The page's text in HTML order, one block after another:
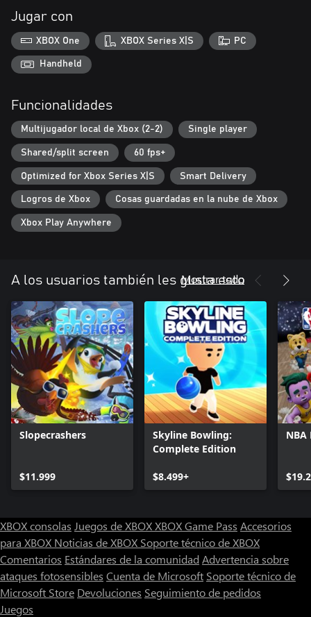
Jugar con
XBOX One XBOX Series X|S PC
Handheld
Funcionalidades
Multijugador local de Xbox (2-2) Single player
Shared/split screen 60 fps+
Optimized for Xbox Series X|S Smart Delivery
Logros de Xbox Cosas guardadas en la nube de Xbox
Xbox Play Anywhere
A los usuarios también les gusta esto
Mostrar todo
Slopecrashers
$11.999
Skyline Bowling:
Complete Edition
$8.499+
NBA
XBOX consolas Juegos de XBOXXBOX Game Pass Accesorios
para XBOX Noticias de XBOX Soporte técnico de XBOX
Comentarios Estándares de la comunidad Advertencia sobre
ataques fotosensibles Cuenta de Microsoft Soporte técnico de
Microsoft Store Devoluciones Seguimiento de pedidos
Juegos